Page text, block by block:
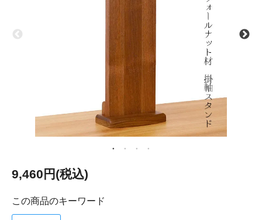
9,460円(税込)
この商品のキーワード